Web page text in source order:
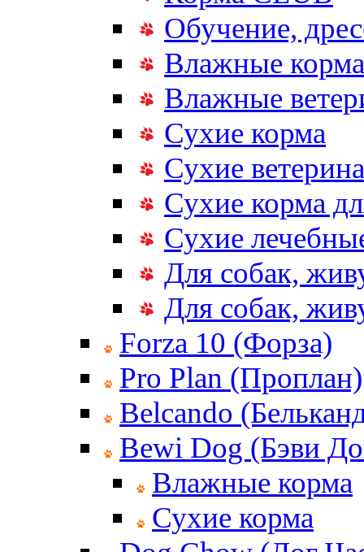
Обучение,
Влажные корма
Влажные
Сухие корма
Сухие
Сухие корма
Сухие
Для собак,
Для собак,
Forza 10 (Форза)
Pro Plan (Проплан)
Belcando
Bewi Dog (Бэви
Влажные корма
Сухие корма